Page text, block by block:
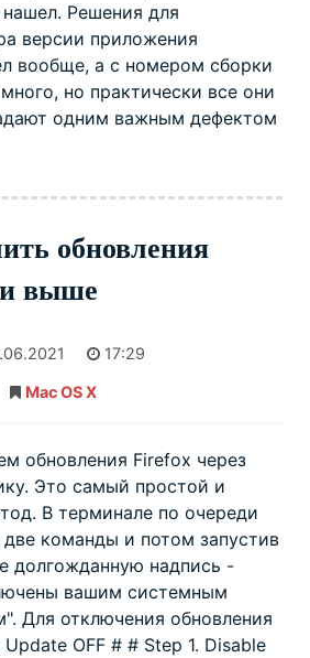
Решения для
версии приложения
вообще, а с номером сборки
но практически все они
одним важным дефектом
обновления
выше
17:29
Mac OS X
обновления Firefox через
Это самый простой и
В терминале по очереди
команды и потом запустив
долгожданную надпись -
вашим системным
Для отключения обновления
OFF # # Step 1. Disable